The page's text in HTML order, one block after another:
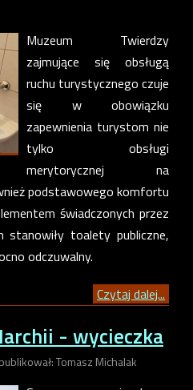
Muzeum Twierdzy
zajmujące się obsługą
ruchu turystycznego czuje
się w obowiązku
zapewnienia turystom nie
tylko obsługi
merytorycznej na
podstawowego komfortu
świadczonych przez
stanowiły toalety publiczne,
odczuwalny.
Czytaj dalej...
- wycieczka
Tomasz Michalak